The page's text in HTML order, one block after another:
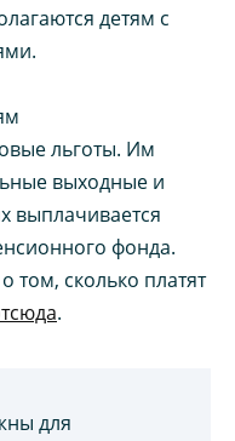
детям с
льготы. Им
выходные и
выплачивается
фонда.
том, сколько платят
.
для